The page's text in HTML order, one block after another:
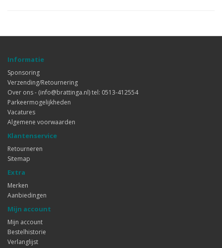
Informatie
Sponsoring
Verzending/Retournering
Over ons - (info@brattinga.nl) tel: 0513-412554
Parkeermogelijkheden
Vacatures
Algemene voorwaarden
Klantenservice
Retourneren
Sitemap
Extra
Merken
Aanbiedingen
Mijn account
Mijn account
Bestelhistorie
Verlanglijst